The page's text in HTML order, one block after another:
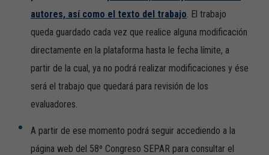
autores, así como el texto del trabajo. El trabajo
queda guardado cada vez que realice alguna modificación
directamente en la plataforma hasta le fecha límite, a
partir de la cual, ya no podrá realizar modificaciones y ése
será el trabajo que quedará para revisión de los
evaluadores.
A partir de ese momento podrá seguir accediendo a la
página web del 58º Congreso SEPAR para consultar el